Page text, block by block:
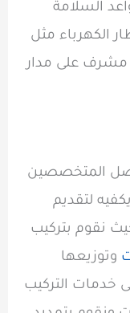
السلامة
الكهرباء مثل
مشرف على مدار
المتخصصين
لتقديم
نقوم بتركيب
وتوزيعها
خدمات التركيب